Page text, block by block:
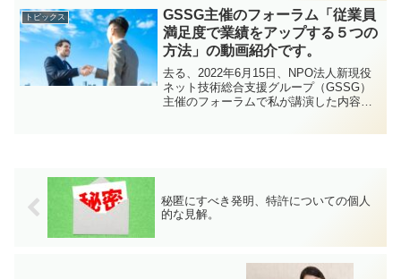
思いますので、思う所を自由に書きたい
と思います。...
トピックス
GSSG主催のフォーラム「従業員
満足度で業績をアップする５つの
方法」の動画紹介です。
去る、2022年6月15日、NPO法人新現役
ネット技術総合支援グループ（GSSG）
主催のフォーラムで私が講演した内容が
秘匿にすべき発明、特許についての個人
的な見解。